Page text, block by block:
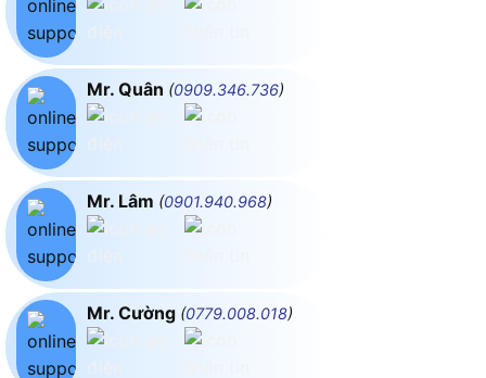
Mr. Quân (0909.346.736)
Mr. Lâm (0901.940.968)
Mr. Cường (0779.008.018)